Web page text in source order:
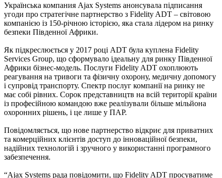
Українська компания Ajax Systems анонсувала підписання
угоди про стратегічне партнерство з Fidelity ADT – світовою
компанією із 150-річною історією, яка стала лідером на ринку
безпеки Південної Африки.
Як підкреслюється у 2017 році ADT була куплена Fidelity
Services Group, що сформувало ідеальну для ринку Південної
Африки бізнес-модель. Послуги Fidelity ADT охоплюють
реагування на тривоги та фізичну охорону, медичну допомогу
і супровід транспорту. Спектр послуг компанії на ринку не
має собі рівних. Сорок представництв на всій території країни
із професійною командою вже реалізували більше мільйона
охоронних рішень, і це лише у ПАР.
Повідомляється, що нове партнерство відкриє для приватних
та комерційних клієнтів доступ до інноваційної безпеки,
надійних технологій і зручного у використанні програмного
забезпечення.
“Ajax Systems рада повідомити, що Fidelity ADT просуватиме